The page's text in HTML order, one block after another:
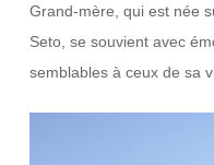
Grand-mère, qui est née
Seto, se souvient avec
semblables à ceux de sa